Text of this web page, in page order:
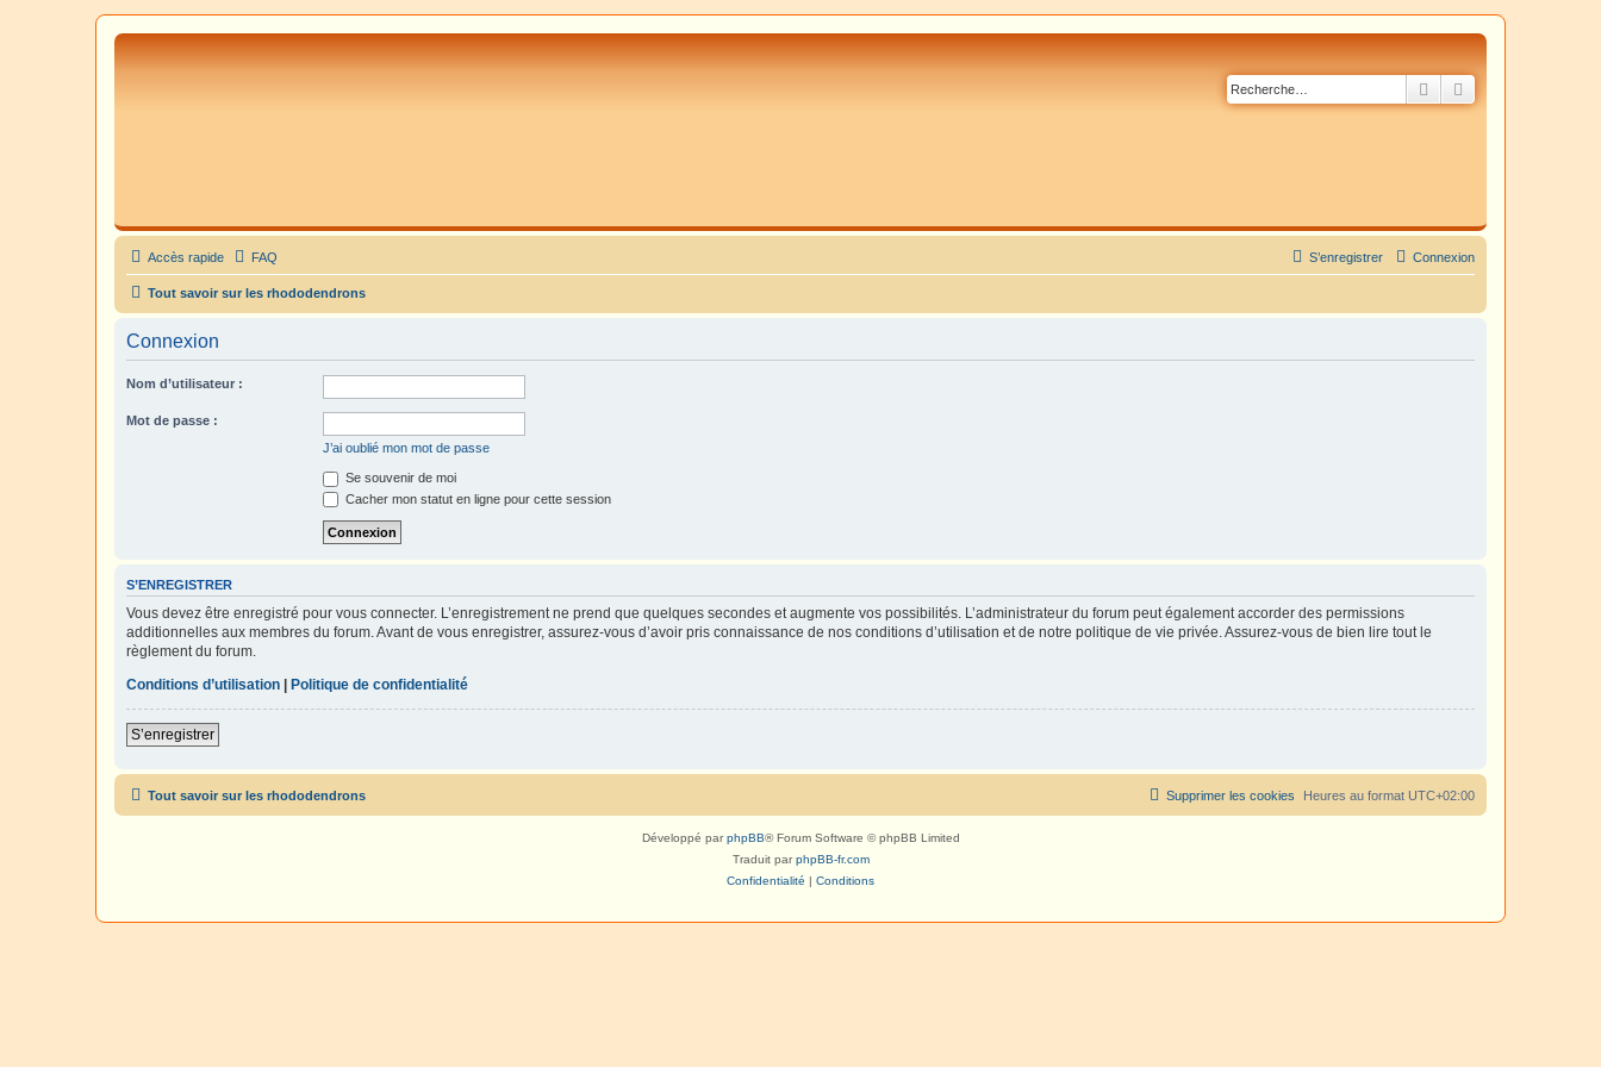
Rechercher
Accès rapide FAQ Connexion
S’enregistrer
Tout savoir sur les rhododendrons
Connexion
Nom d’utilisateur :
Mot de passe :
J’ai oublié mon mot de passe
Se souvenir de moi
Cacher mon statut en ligne pour cette session
S’ENREGISTRER
Vous devez être enregistré pour vous connecter. L’enregistrement ne prend que quelques secondes et augmente vos possibilités. L’administrateur du forum peut également accorder des permissions
additionnelles aux membres du forum. Avant de vous enregistrer, assurez-vous d’avoir pris connaissance de nos conditions d’utilisation et de notre politique de vie privée. Assurez-vous de bien lire tout le
règlement du forum.
Conditions d’utilisation | Politique de confidentialité
S’enregistrer
Tout savoir sur les rhododendrons Heures au format UTC+02:00
Supprimer les cookies
Développé parphpBB® Forum Software © phpBB Limited
Traduit parphpBB-fr.com
Confidentialité | Conditions